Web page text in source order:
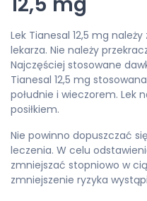
Lek Tianesal 12,5 mg
lekarza. Nie należy
Najczęściej stosowane
Tianesal 12,5 mg
południe i wieczorem. Lek
posiłkiem.
Nie powinno dopuszczać
leczenia. W celu
zmniejszać stopniowo w
zmniejszenie ryzyka